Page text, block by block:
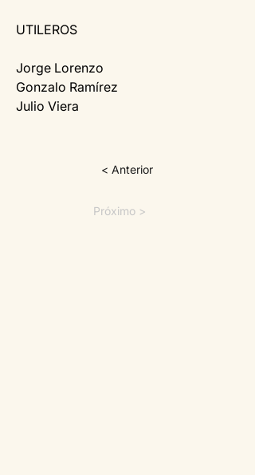
UTILEROS
Jorge Lorenzo
Gonzalo Ramírez
Julio Viera
< Anterior
Próximo >